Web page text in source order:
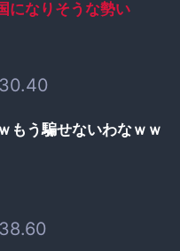
になりそうな勢い
もう騙せないわなｗｗ